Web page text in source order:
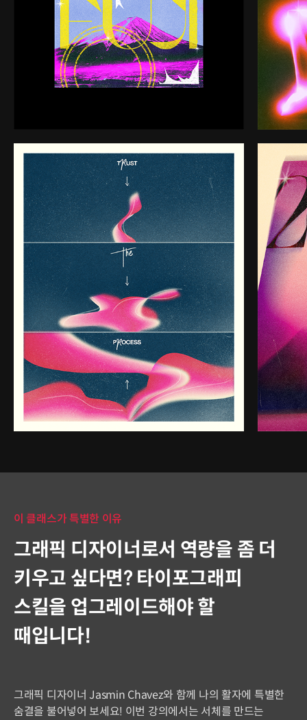
이 클래스가 특별한 이유
그래픽 디자이너로서 역량을 좀 더
키우고 싶다면? 타이포그래피
스킬을 업그레이드해야 할
때입니다!
그래픽 디자이너 Jasmin Chavez와 함께 나의 활자에 특별한
숨결을 불어넣어 보세요! 이번 강의에서는 서체를 만드는